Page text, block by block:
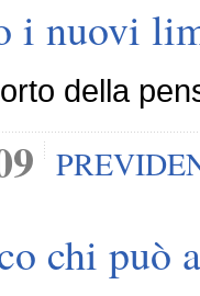
i nuovi
della
chi può